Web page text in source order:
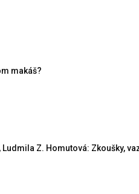
makáš?
Z. Homutová: Zkoušky,